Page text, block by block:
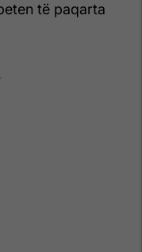
të paqarta